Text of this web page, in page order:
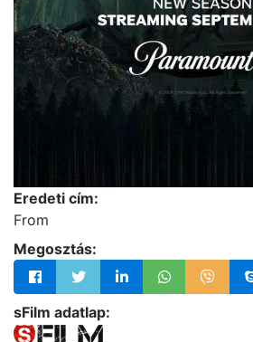
Eredeti cím:
From
Megosztás:
sFilm adatlap: